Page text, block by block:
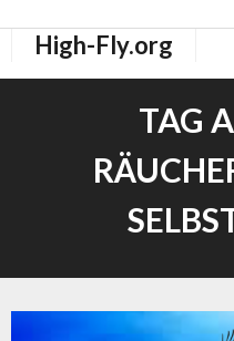
High-Fly.org
High-Fly Legal Highs
Räuchermischungen Shops
TAG